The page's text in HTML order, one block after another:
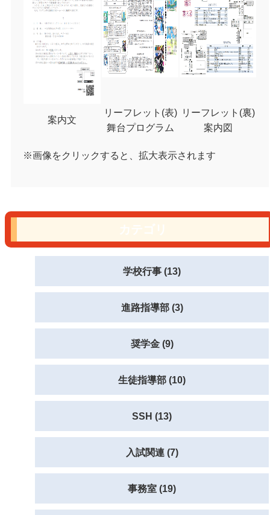
案内文
リーフレット(表)
舞台プログラム
リーフレット(裏)
案内図
※画像をクリックすると、拡大表示されます
学校行事 (13)
進路指導部 (3)
奨学金 (9)
生徒指導部 (10)
SSH (13)
入試関連 (7)
事務室 (19)